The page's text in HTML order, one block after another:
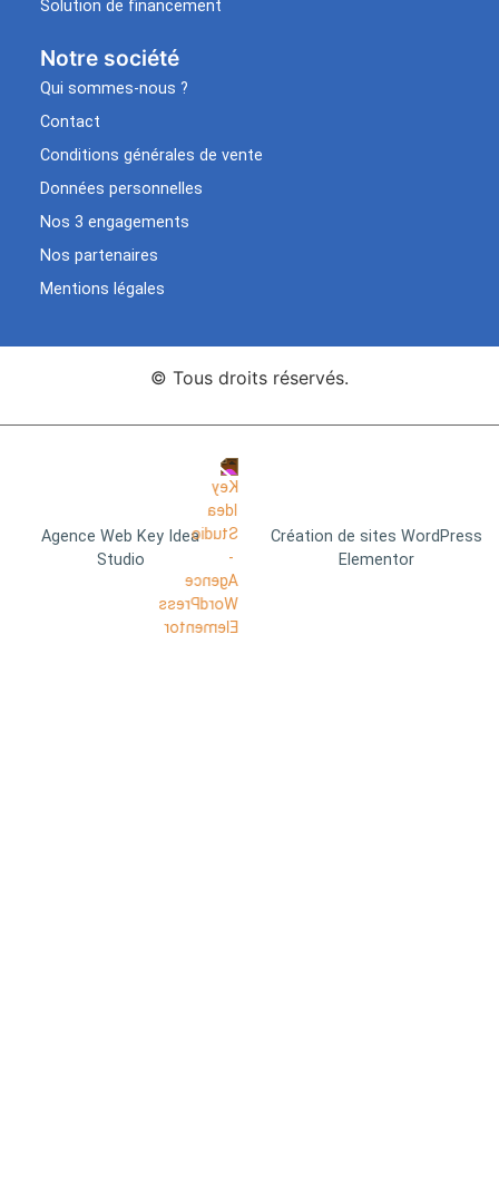
Solution de financement
Notre société
Qui sommes-nous ?
Contact
Conditions générales de vente
Données personnelles
Nos 3 engagements
Nos partenaires
Mentions légales
© Tous droits réservés.
Agence Web Key Idea
Studio
Création de sites WordPress
Elementor